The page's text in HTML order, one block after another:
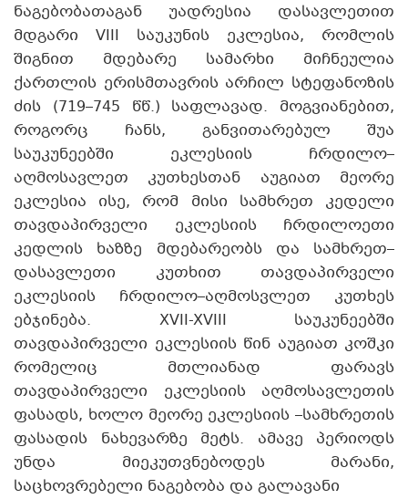
ნაგებობათაგან უადრესია დასავლეთით
მდგარი VIII საუკუნის ეკლესია, რომლის
შიგნით მდებარე სამარხი მიჩნეულია
ქართლის ერისმთავრის არჩილ სტეფანოზის
ძის (719–745 წწ.) საფლავად. მოგვიანებით,
როგორც ჩანს, განვითარებულ შუა
საუკუნეებში ეკლესიის ჩრდილო–
აღმოსავლეთ კუთხესთან აუგიათ მეორე
ეკლესია ისე, რომ მისი სამხრეთ კედელი
თავდაპირველი ეკლესიის ჩრდილოეთი
კედლის ხაზზე მდებარეობს და სამხრეთ–
დასავლეთი კუთხით თავდაპირველი
ეკლესიის ჩრდილო–აღმოსვლეთ კუთხეს
ებჯინება. XVII-XVIII საუკუნეებში
თავდაპირველი ეკლესიის წინ აუგიათ კოშკი
რომელიც მთლიანად ფარავს
თავდაპირველი ეკლესიის აღმოსავლეთის
ფასადს, ხოლო მეორე ეკლესიის –სამხრეთის
ფასადის ნახევარზე მეტს. ამავე პერიოდს
უნდა მიეკუთვნებოდეს მარანი,
საცხოვრებელი ნაგებობა და გალავანი